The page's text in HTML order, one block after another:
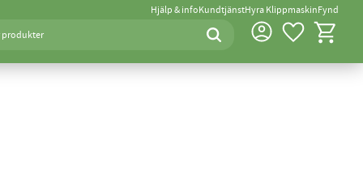
Hjälp & infoKundtjänstHyra KlippmaskinFynd
Favoriter
Kundvagn